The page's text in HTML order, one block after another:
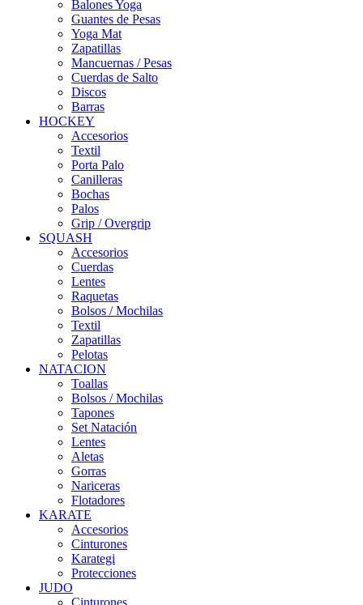
Balones Yoga
Guantes de Pesas
Yoga Mat
Zapatillas
Mancuernas / Pesas
Cuerdas de Salto
Discos
Barras
HOCKEY
Accesorios
Textil
Porta Palo
Canilleras
Bochas
Palos
Grip / Overgrip
SQUASH
Accesorios
Cuerdas
Lentes
Raquetas
Bolsos / Mochilas
Textil
Zapatillas
Pelotas
NATACION
Toallas
Bolsos / Mochilas
Tapones
Set Natación
Lentes
Aletas
Gorras
Nariceras
Flotadores
KARATE
Accesorios
Cinturones
Karategi
Protecciones
JUDO